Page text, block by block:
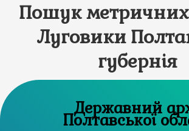
Пошук метричних
Луговики
губернія
Державний
Полтавської